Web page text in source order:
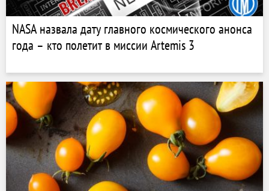
NASA назвала дату главного космического анонса
года – кто полетит в миссии Artemis 3